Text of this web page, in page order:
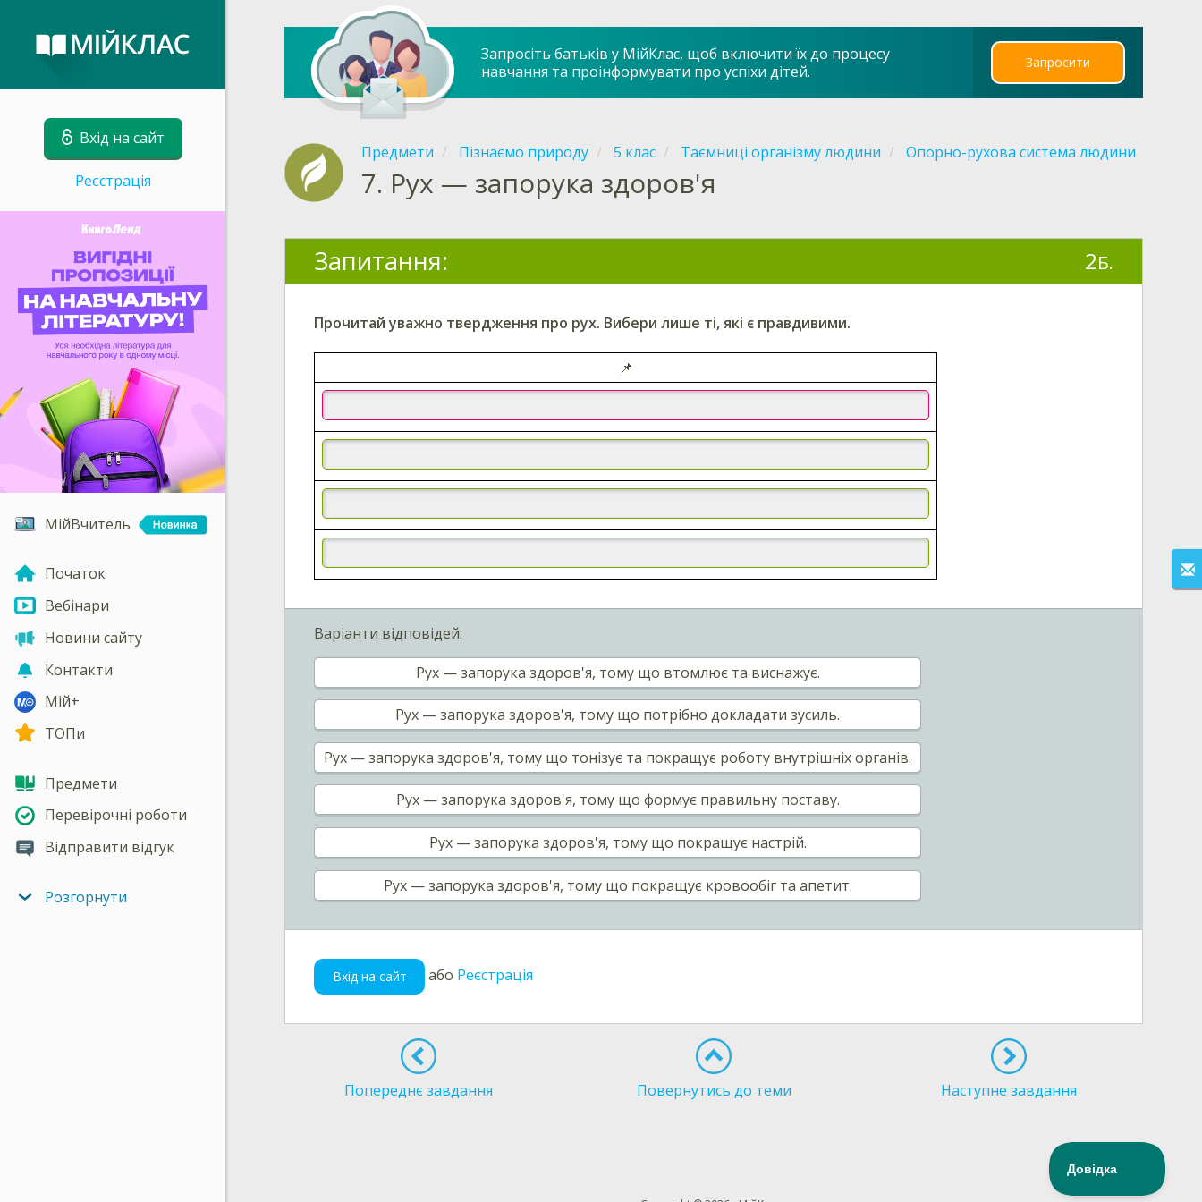
Вхід на сайт
Реєстрація
МійВчитель
Початок
Вебінари
Новини сайту
Контакти
Мій+
ТОПи
Предмети
Перевірочні роботи
Відправити відгук
Розгорнути
Запросіть батьків у МійКлас, щоб включити їх до процесу
навчання та проінформувати про успіхи дітей.
Запросити
Предмети Пізнаємо природу 5 клас Таємниці організму людини Опорно-рухова система людини
7. Рух — запорука здоров'я
Запитання: 2Б.
Прочитай уважно твердження про рух. Вибери лише ті, які є правдивими.
📌
Варіанти відповідей:
Рух — запорука здоров'я, тому що втомлює та виснажує.
Рух — запорука здоров'я, тому що потрібно докладати зусиль.
Рух — запорука здоров'я, тому що тонізує та покращує роботу внутрішніх органів.
Рух — запорука здоров'я, тому що формує правильну поставу.
Рух — запорука здоров'я, тому що покращує настрій.
Рух — запорука здоров'я, тому що покращує кровообіг та апетит.
Вхід на сайт або Реєстрація
Попереднє завдання Повернутись до теми Наступне завдання